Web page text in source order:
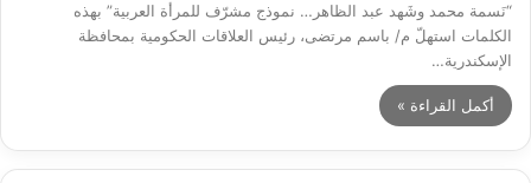
“نَسمة محمد وشَهد عبد الظاهر… نموذج مشرّف للمرأة العربية” بهذه
الكلمات استهلّ م/ باسم مرتضى، رئيس العلاقات الحكومية بمحافظة
الإسكندرية…
أكمل القراءة »